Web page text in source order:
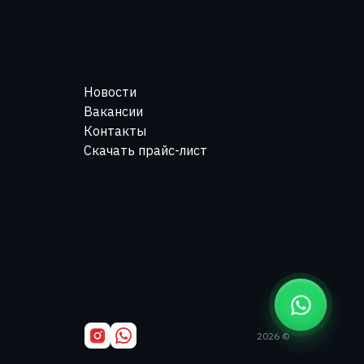
2026 ©
Новости
Вакансии
Контакты
Скачать прайс-лист